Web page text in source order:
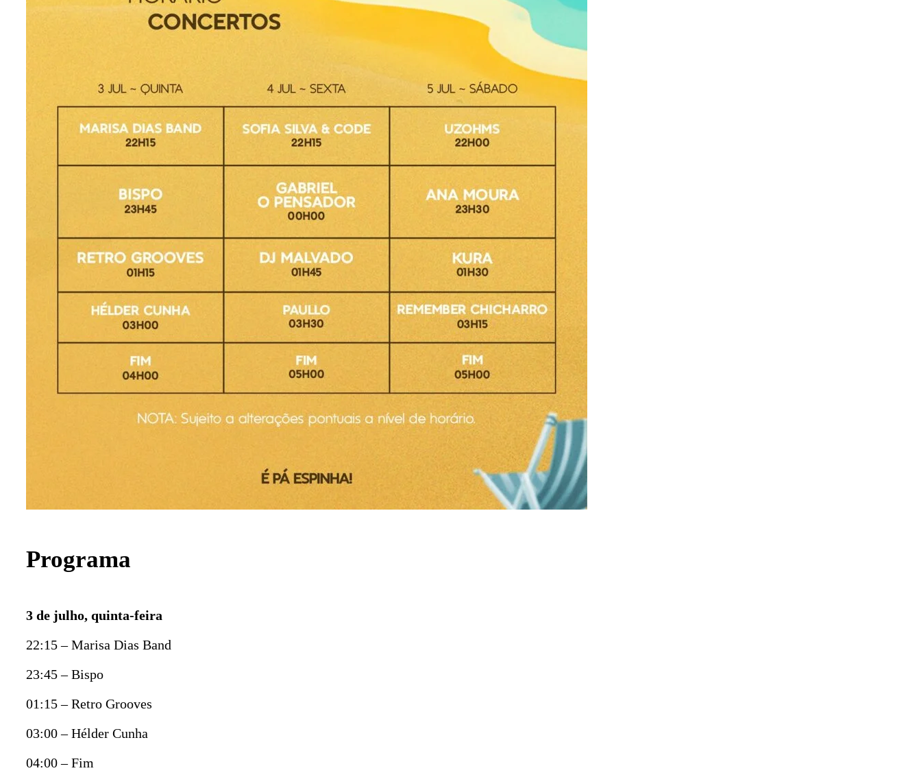
Programa
3 de julho, quinta-feira
22:15 – Marisa Dias Band
23:45 – Bispo
01:15 – Retro Grooves
03:00 – Hélder Cunha
04:00 – Fim